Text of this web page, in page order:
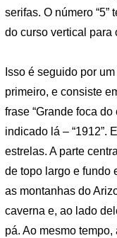
serifas. O número
do curso vertical para
Isso é seguido por
primeiro, e consiste
frase “Grande foca
indicado lá – “1912”.
estrelas. A parte
de topo largo e fundo
as montanhas do
caverna e, ao lado
pá. Ao mesmo